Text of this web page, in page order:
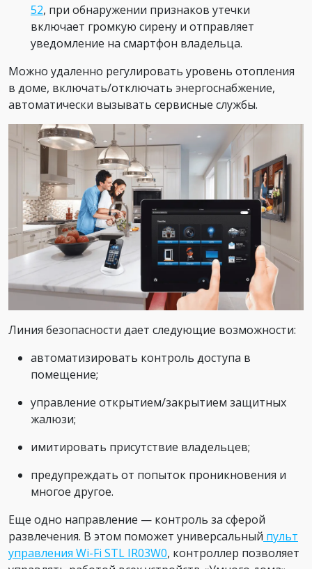
52, при обнаружении признаков утечки
включает громкую сирену и отправляет
уведомление на смартфон владельца.
Можно удаленно регулировать уровень отопления
в доме, включать/отключать энергоснабжение,
автоматически вызывать сервисные службы.
Линия безопасности дает следующие возможности:
автоматизировать контроль доступа в
помещение;
управление открытием/закрытием защитных
жалюзи;
имитировать присутствие владельцев;
предупреждать от попыток проникновения и
многое другое.
Еще одно направление — контроль за сферой
развлечения. В этом поможет универсальный пульт
управления Wi-Fi STL IR03W0, контроллер позволяет